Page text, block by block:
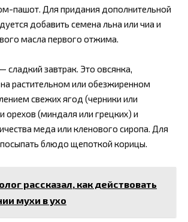
пашот. Для придания дополнительной
добавить семена льна или чиа и
масла первого отжима.
сладкий завтрак. Это овсянка,
растительном или обезжиренном
свежих ягод (черники или
орехов (миндаля или грецких) и
меда или кленового сиропа. Для
блюдо щепоткой корицы.
рассказал, как действовать
мухи в ухо